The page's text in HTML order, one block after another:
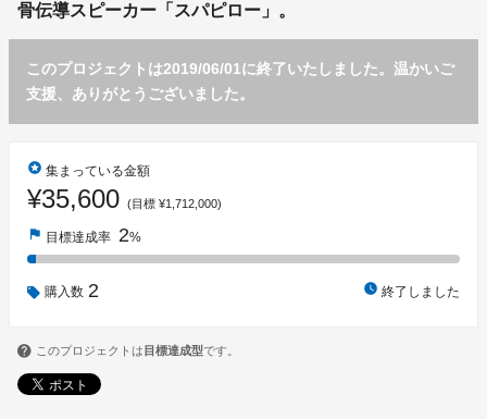
骨伝導スピーカー「スパピロー」。
このプロジェクトは2019/06/01に終了いたしました。温かいご
支援、ありがとうございました。
stars 集まっている金額
¥35,600 (目標 ¥1,712,000)
flag 目標達成率 2%
購入数 2 watch_later 終了しました
このプロジェクトは 目標達成型です。